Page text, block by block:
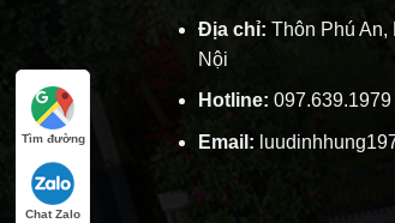
Địa chỉ: Thôn Phú An,
Nội
Hotline: 097.639.1979
Email:
Tìm đường
Chat Zalo